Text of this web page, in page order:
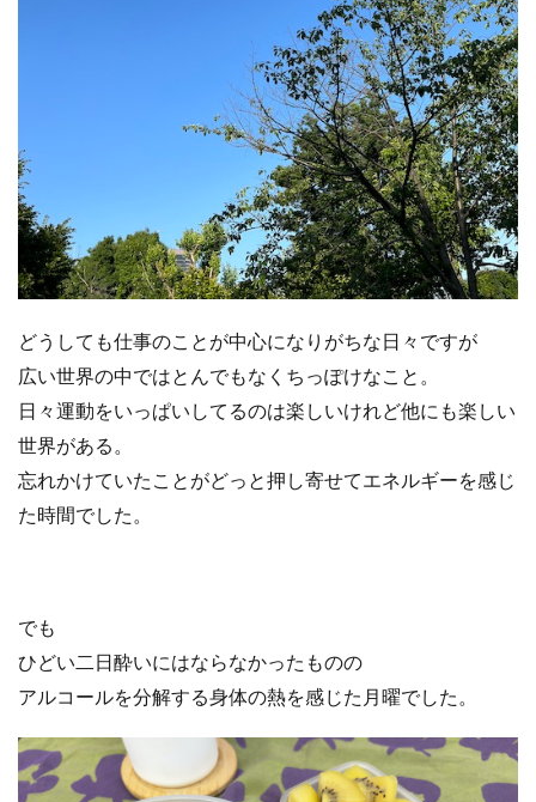
どうしても仕事のことが中心になりがちな日々ですが
広い世界の中ではとんでもなくちっぽけなこと。
日々運動をいっぱいしてるのは楽しいけれど他にも楽しい
世界がある。
忘れかけていたことがどっと押し寄せてエネルギーを感じ
た時間でした。
でも
ひどい二日酔いにはならなかったものの
アルコールを分解する身体の熱を感じた月曜でした。